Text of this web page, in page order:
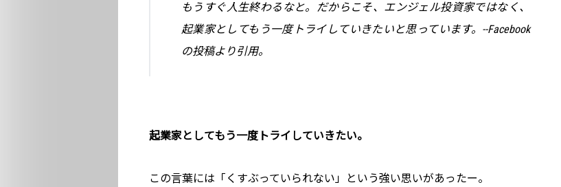
もうすぐ人生終わるなと。だからこそ、エンジェル投資家ではなく、
起業家としてもう一度トライしていきたいと思っています。--Facebook
の投稿より引用。
起業家としてもう一度トライしていきたい。
この言葉には「くすぶっていられない」という強い思いがあったー。